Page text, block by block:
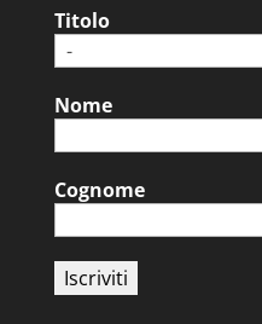
Titolo
Nome
Cognome